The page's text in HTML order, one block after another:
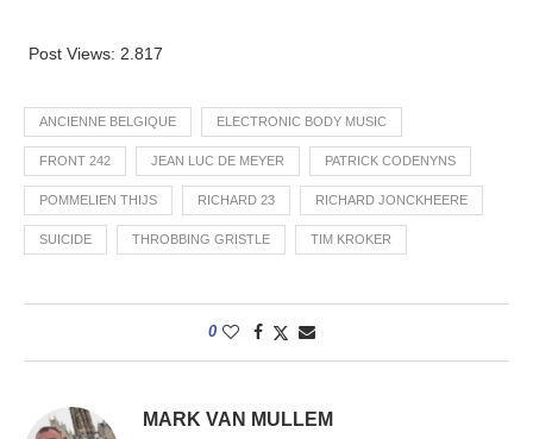
Post Views: 2.817
ANCIENNE BELGIQUE ELECTRONIC BODY MUSIC
FRONT 242 JEAN LUC DE MEYER PATRICK CODENYNS
POMMELIEN THIJS RICHARD 23 RICHARD JONCKHEERE
SUICIDE THROBBING GRISTLE TIM KROKER
0
MARK VAN MULLEM